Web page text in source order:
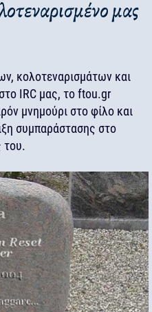
μας
κολοτεναρισμάτων και
IRC μας, το ftou.gr
μνημούρι στο φίλο και
συμπαράστασης στο
του.